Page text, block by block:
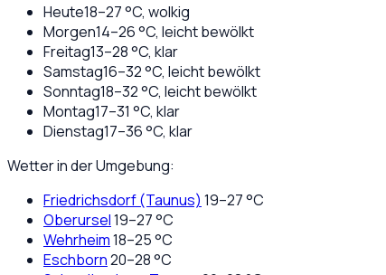
Heute18–27°C, wolkig
Morgen14–26°C, leicht bewölkt
Freitag13–28°C, klar
Samstag16–32°C, leicht bewölkt
Sonntag18–32°C, leicht bewölkt
Montag17–31 °C, klar
Dienstag17–36°C, klar
Wetter in der Umgebung:
Friedrichsdorf (Taunus) 19–27°C
Oberursel19–27°C
Wehrheim18–25°C
Eschborn20–28°C